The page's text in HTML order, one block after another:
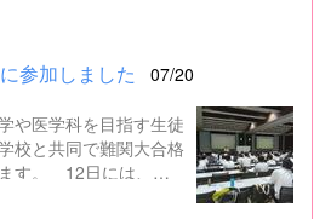
参加しました 07/20
や医学科を目指す生徒
校と共同で難関大合格
す。 12日には、本